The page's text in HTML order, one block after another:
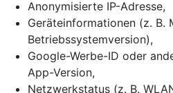
Anonymisierte IP-Adresse,
Geräteinformationen (z. B.
Betriebssystemversion),
Google-Werbe-ID oder
App-Version,
Netzwerkstatus (z. B.